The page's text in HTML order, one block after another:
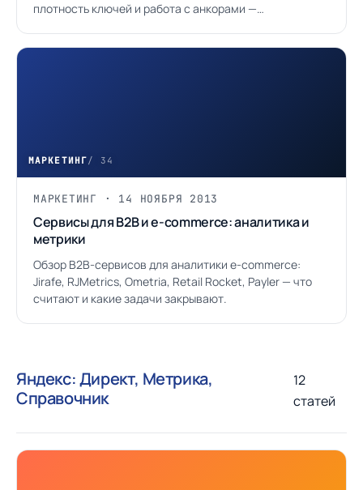
плотность ключей и работа с анкорами —
МАРКЕТИНГ/ 34
МАРКЕТИНГ · 14 НОЯБРЯ 2013
Сервисы для B2B и e-commerce: аналитика и
метрики
Обзор B2B-сервисов для аналитики e-commerce:
Jirafe, RJMetrics, Ometria, Retail Rocket, Payler — что
считают и какие задачи закрывают.
Яндекс: Директ, Метрика,
Справочник
12
статей